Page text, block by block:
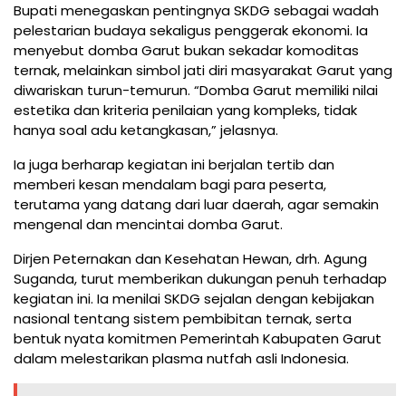
Bupati menegaskan pentingnya SKDG sebagai wadah
pelestarian budaya sekaligus penggerak ekonomi. Ia
menyebut domba Garut bukan sekadar komoditas
ternak, melainkan simbol jati diri masyarakat Garut yang
diwariskan turun-temurun. “Domba Garut memiliki nilai
estetika dan kriteria penilaian yang kompleks, tidak
hanya soal adu ketangkasan,” jelasnya.
Ia juga berharap kegiatan ini berjalan tertib dan
memberi kesan mendalam bagi para peserta,
terutama yang datang dari luar daerah, agar semakin
mengenal dan mencintai domba Garut.
Dirjen Peternakan dan Kesehatan Hewan, drh. Agung
Suganda, turut memberikan dukungan penuh terhadap
kegiatan ini. Ia menilai SKDG sejalan dengan kebijakan
nasional tentang sistem pembibitan ternak, serta
bentuk nyata komitmen Pemerintah Kabupaten Garut
dalam melestarikan plasma nutfah asli Indonesia.